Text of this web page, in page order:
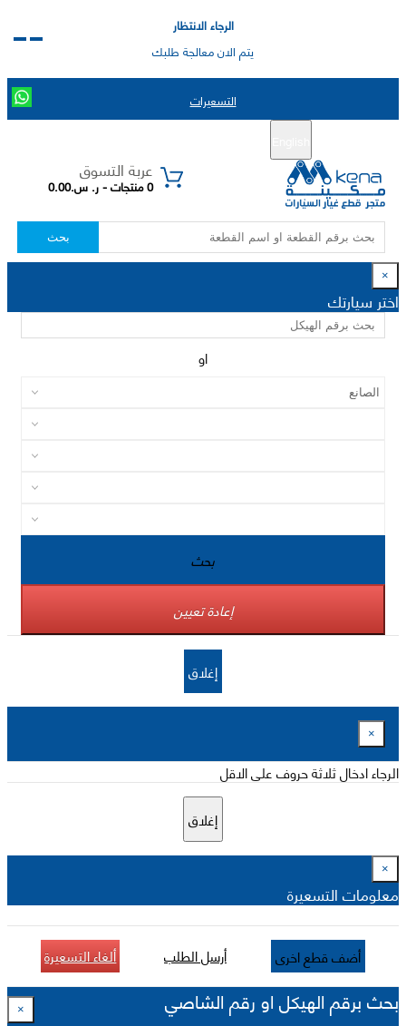
الرجاء الانتظار
يتم الان معالجة طلبك
التسعيرات
عربة التسوق
0 منتجات - ر. س.0.00
بحث
×
اختر سيارتك
او
بحث
إعادة تعيين
إغلاق
×
الرجاء ادخال ثلاثة حروف على الاقل
إغلاق
×
معلومات التسعيرة
أضف قطع اخرى أرسل الطلب ألغاء التسعيرة
بحث برقم الهيكل او رقم الشاصي ×